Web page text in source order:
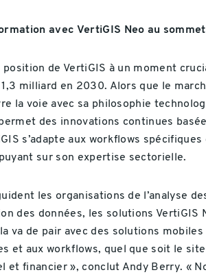
avec VertiGIS Neo au
de VertiGIS à un moment
milliard en 2030. Alors que le
la voie avec sa philosophie
des innovations continues
s’adapte aux workflows
sur son expertise sectorielle.
les organisations de l’analyse
des données, les solutions
va de pair avec des solutions
et aux workflows, quel que soit le
et financier », conclut Andy Berry. «